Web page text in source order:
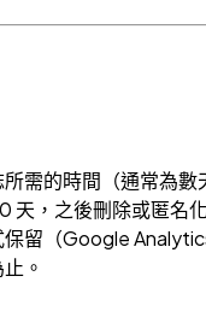
需的時間（通常為數
天，之後刪除或匿名
留（Google
。